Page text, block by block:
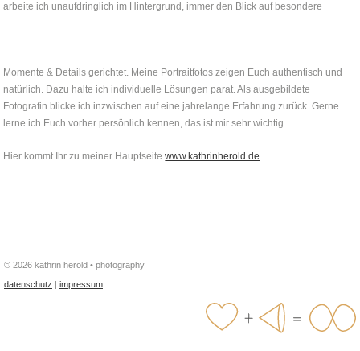
arbeite ich unaufdringlich im Hintergrund, immer den Blick auf besondere
Momente & Details gerichtet. Meine Portraitfotos zeigen Euch authentisch und
natürlich. Dazu halte ich individuelle Lösungen parat. Als ausgebildete
Fotografin blicke ich inzwischen auf eine jahrelange Erfahrung zurück. Gerne
lerne ich Euch vorher persönlich kennen, das ist mir sehr wichtig.
Hier kommt Ihr zu meiner Hauptseitewww.kathrinherold.de
© 2026 kathrin herold • photography
datenschutz
impressum